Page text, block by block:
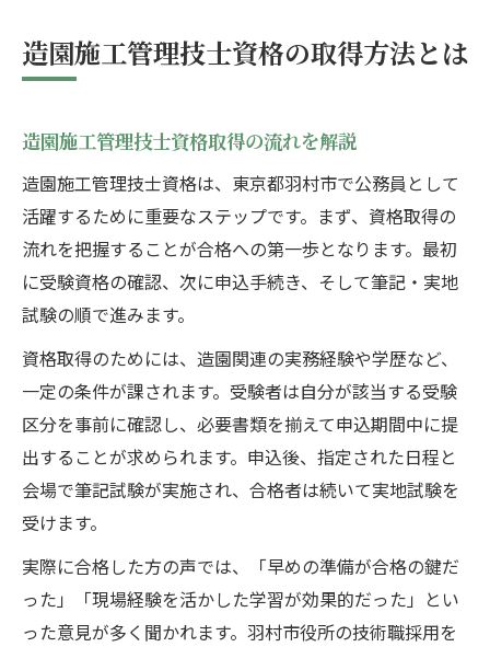
造園施工管理技士資格の取得方法とは
造園施工管理技士資格取得の流れを解説
造園施工管理技士資格は、東京都羽村市で公務員として
活躍するために重要なステップです。まず、資格取得の
流れを把握することが合格への第一歩となります。最初
に受験資格の確認、次に申込手続き、そして筆記・実地
試験の順で進みます。
資格取得のためには、造園関連の実務経験や学歴など、
一定の条件が課されます。受験者は自分が該当する受験
区分を事前に確認し、必要書類を揃えて申込期間中に提
出することが求められます。申込後、指定された日程と
会場で筆記試験が実施され、合格者は続いて実地試験を
受けます。
実際に合格した方の声では、「早めの準備が合格の鍵だ
った」「現場経験を活かした学習が効果的だった」とい
った意見が多く聞かれます。羽村市役所の技術職採用を